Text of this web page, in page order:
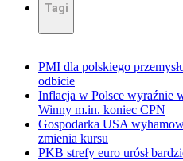
Tagi
PMI dla polskiego
odbicie
Inflacja w Polsce wyraźnie
Winny m.in. koniec CPN
Gospodarka USA
zmienia kursu
PKB strefy euro urósł